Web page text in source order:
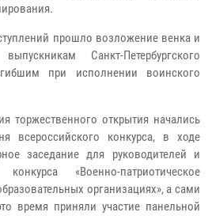
прошло возложение венка и
Санкт-Петербургского
при исполнении воинского
торжественного открытия начались
всероссийского конкурса, в ходе
заседание для руководителей и
«Военно-патриотическое
организациях», а сами
время приняли участие панельной